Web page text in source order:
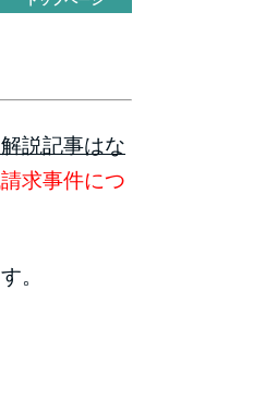
説記事はな
求事件につ
。